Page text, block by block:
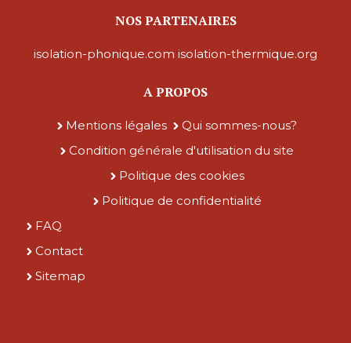
NOS PARTENAIRES
isolation-phonique.com isolation-thermique.org
A PROPOS
Mentions légales
Qui sommes-nous?
Condition générale d'utilisation du site
Politique des cookies
Politique de confidentialité
FAQ
Contact
Sitemap